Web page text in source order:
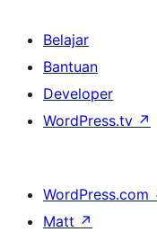
Belajar
Bantuan
Developer
WordPress.tv ↗
WordPress.com
Matt ↗